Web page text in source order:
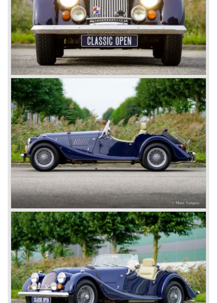
Technical data*
four cylinder in-line engine DOHC 16V (Ford Zetec)
petrol injection (Ford EFI)+ katalyst
cylinder capacity: 1796 cc.
capacity: 119 bhp. at 6000 rpm.
torque: 162 Nm. at 4500 rpm.
gearbox: 5-speed, manual
top-speed: 180 km/h - 112 mph
acceleration 0-100 km/h: 8.7 sec.
weight: 868 kg.
*Source: Carfolio.com